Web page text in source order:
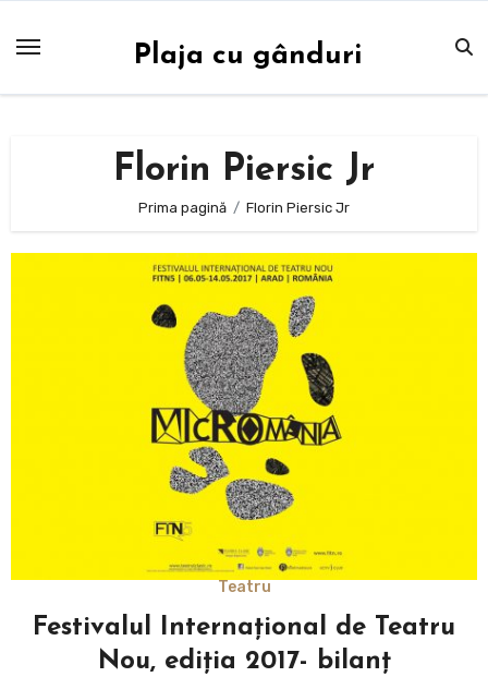
Plaja cu gânduri
Florin Piersic Jr
Prima pagină Florin Piersic Jr
Teatru
Festivalul Internațional de Teatru
Nou, ediția 2017- bilanț